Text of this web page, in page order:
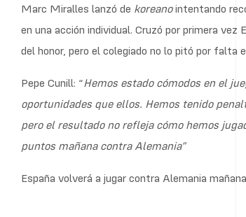
Marc Miralles lanzó de koreanointentando
en una acción individual. Cruzó por primera
del honor, pero el colegiado no lo pitó por falta
Pepe Cunill: “Hemos estado cómodos en el
oportunidades que ellos. Hemos tenido
pero el resultado no refleja cómo hemos
puntos mañana contra Alemania”
España volverá a jugar contra Alemania